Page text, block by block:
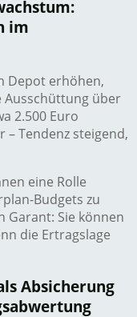
im
Depot erhöhen,
über
2.500 Euro
Tendenz steigend,
eine Rolle
Budgets zu
Garant: Sie können
die Ertragslage
Absicherung